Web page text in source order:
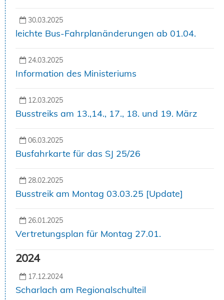
30.03.2025
leichte Bus-Fahrplanänderungen ab 01.04.
24.03.2025
Information des Ministeriums
12.03.2025
Busstreiks am 13.,14., 17., 18. und 19. März
06.03.2025
Busfahrkarte für das SJ 25/26
28.02.2025
Busstreik am Montag 03.03.25 [Update]
26.01.2025
Vertretungsplan für Montag 27.01.
2024
17.12.2024
Scharlach am Regionalschulteil